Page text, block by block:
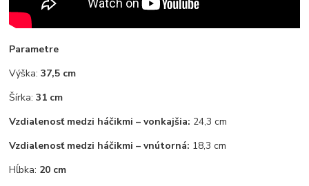
Parametre
Výška:37,5 cm
Šírka:31 cm
Vzdialenosť medzi háčikmi – vonkajšia: 24,3 cm
Vzdialenosť medzi háčikmi – vnútorná: 18,3 cm
Hĺbka: 20 cm